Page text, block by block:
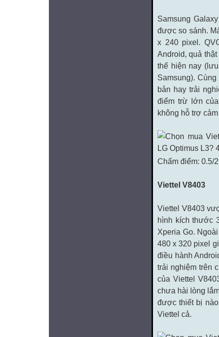
Samsung
được so sánh.
x 240 pixel.
Android, quả
thế hiện nay
Samsung).
bản hay trải
điểm trừ lớn
không hỗ trợ
Chấm điểm: 0.5/2
Viettel V8403
Viettel V8403
hình kích thước
Xperia Go.
480 x 320 pixel
điều hành
trải nghiệm trên
của Viettel
chưa hài lòng
được thiết bị
Viettel cả.